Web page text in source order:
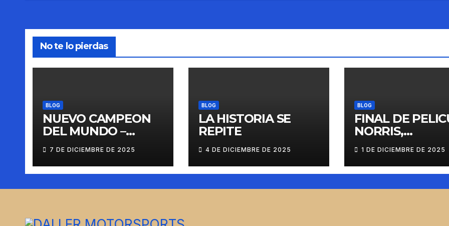
No te lo pierdas
BLOG
NUEVO CAMPEON
DEL MUNDO –
LANDO NORRIS
7 DE DICIEMBRE DE 2025
BLOG
LA HISTORIA SE
REPITE
4 DE DICIEMBRE DE 2025
BLOG
FINAL DE
NORRIS,
VERSTAPPEN Y
PIASTRI
1 DE DICIEMBRE DE 2025